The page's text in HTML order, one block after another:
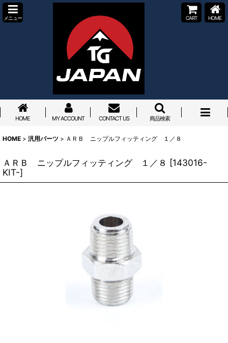
メニュー CART HOME
HOME MY ACCOUNT CONTACT US 商品検索
HOME > 汎用パーツ > ＡＲＢ ニップルフィッティング １／８
ＡＲＢ ニップルフィッティング １／８ [143016-
KIT-]